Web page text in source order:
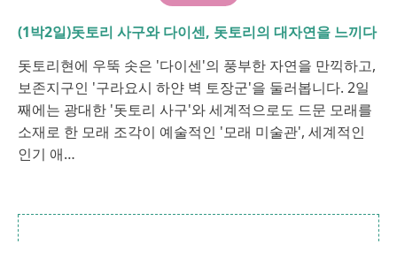
(1박2일)돗토리 사구와 다이센, 돗토리의 대자연을 느끼다
돗토리현에 우뚝 솟은 '다이센'의 풍부한 자연을 만끽하고,
보존지구인 '구라요시 하얀 벽 토장군'을 둘러봅니다. 2일
째에는 광대한 '돗토리 사구'와 세계적으로도 드문 모래를
소재로 한 모래 조각이 예술적인 '모래 미술관', 세계적인
인기 애…